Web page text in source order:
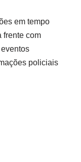
em tempo
frente com
policiais